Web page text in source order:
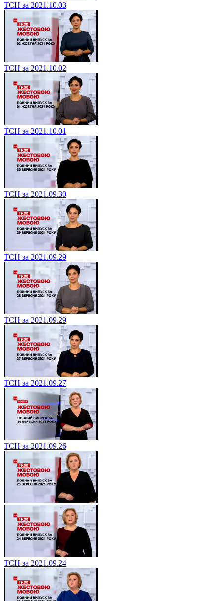
ТСН за 2021.10.03
ТСН за 2021.10.02
ТСН за 2021.10.01
ТСН за 2021.09.30
ТСН за 2021.09.29
ТСН за 2021.09.29
ТСН за 2021.09.27
ТСН за 2021.09.26
ТСН за 2021.09.24